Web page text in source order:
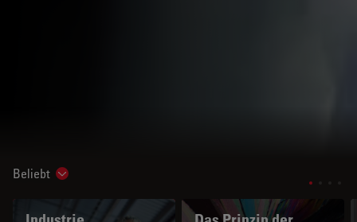
Beliebt Show subnavigation